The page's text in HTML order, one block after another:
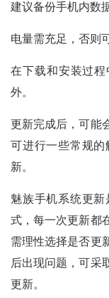
建议备份手机内数
电量需充足，否则
在下载和安装过
外。
更新完成后，可能
可进行一些常规
新。
魅族手机系统更
式，每一次更新都
需理性选择是否更
后出现问题，可采
更新。